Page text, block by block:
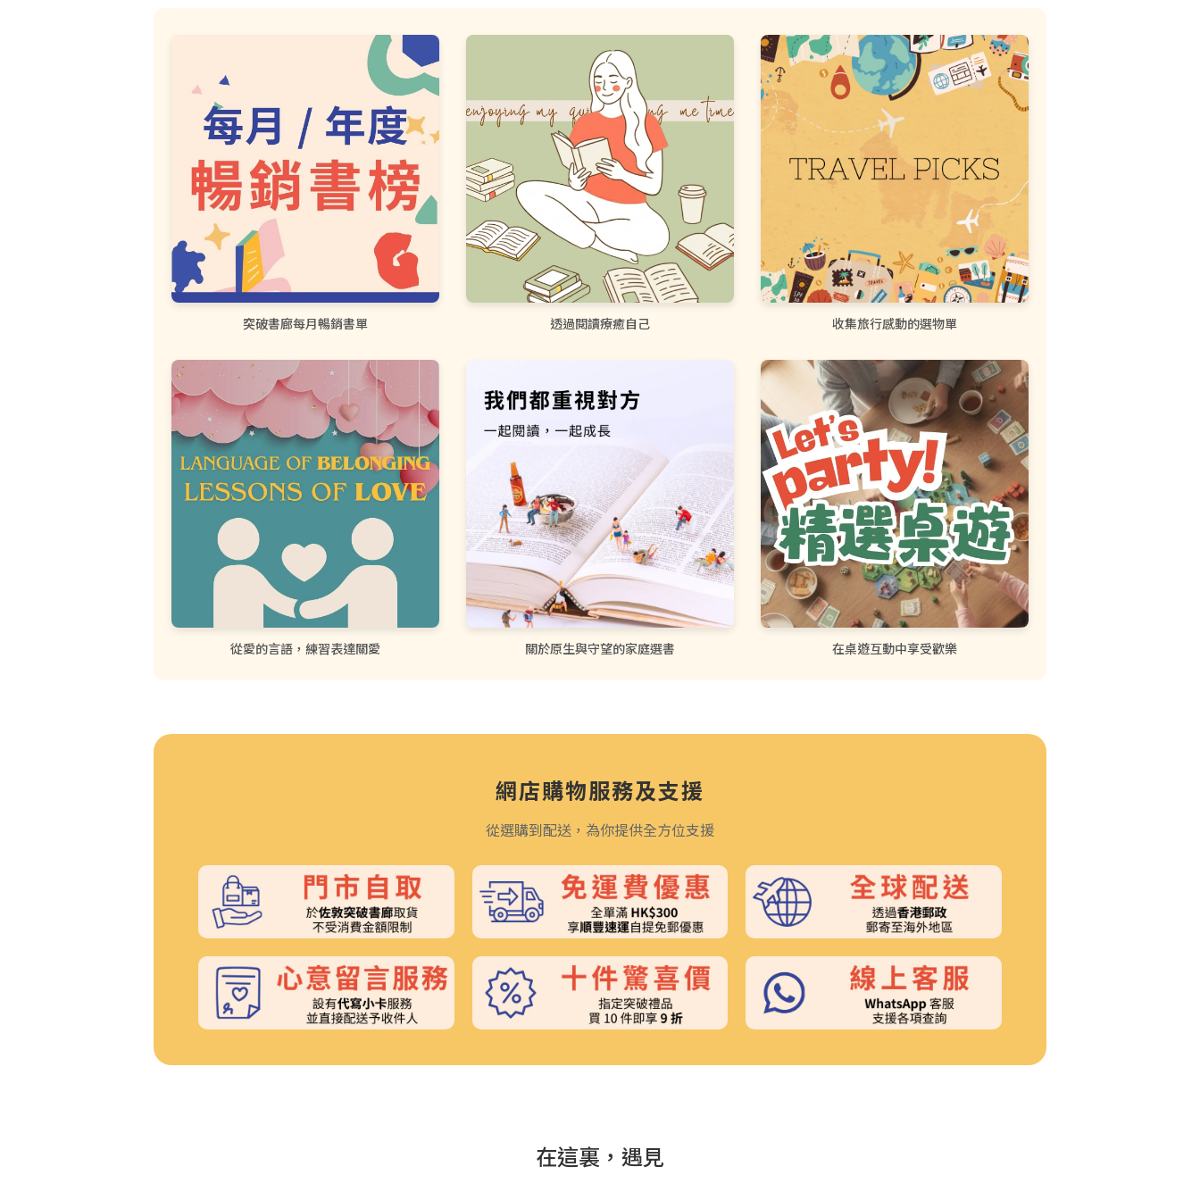
突破書廊每月暢銷書單 透過閱讀療癒自己 收集旅行感動的選物單
從愛的言語，練習表達關愛 關於原生與守望的家庭選書 在桌遊互動中享受歡樂
網店購物服務及支援
從選購到配送，為你提供全方位支援
在這裏，遇見